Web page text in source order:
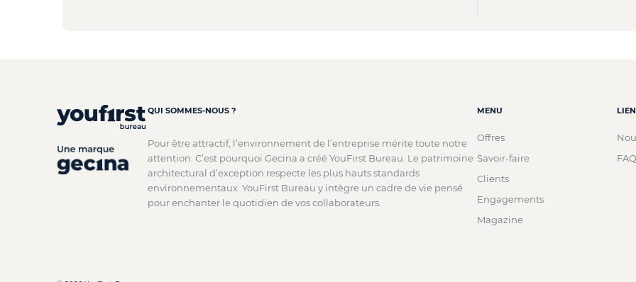
QUI SOMMES-NOUS ?
Pour être attractif, l’environnement de l’entreprise mérite toute notre
attention. C’est pourquoi Gecina a créé YouFirst Bureau. Le patrimoine
architectural d’exception respecte les plus hauts standards
environnementaux. YouFirst Bureau y intègre un cadre de vie pensé
pour enchanter le quotidien de vos collaborateurs.
MENU
Offres
Savoir-faire
Clients
Engagements
Magazine